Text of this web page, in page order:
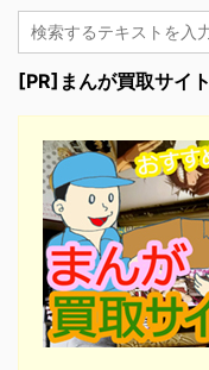
[PR]まんが買取サイト